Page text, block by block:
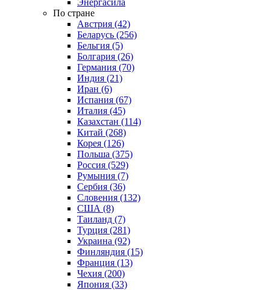
Энергасила
По стране
Австрия (42)
Беларусь (256)
Бельгия (5)
Болгария (26)
Германия (70)
Индия (21)
Иран (6)
Испания (67)
Италия (45)
Казахстан (114)
Китай (268)
Корея (126)
Польша (375)
Россия (529)
Румыния (7)
Сербия (36)
Словения (132)
США (8)
Таиланд (7)
Турция (281)
Украина (92)
Финляндия (15)
Франция (13)
Чехия (200)
Япония (33)